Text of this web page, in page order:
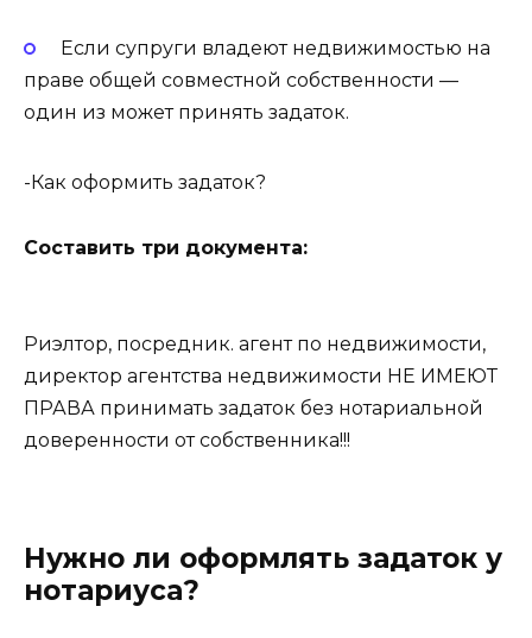
Если супруги владеют недвижимостью на
праве общей совместной собственности —
один из может принять задаток.
-Как оформить задаток?
Составить три документа:
Риэлтор, посредник. агент по недвижимости,
директор агентства недвижимости НЕ ИМЕЮТ
ПРАВА принимать задаток без нотариальной
доверенности от собственника!!!
Нужно ли оформлять задаток у
нотариуса?